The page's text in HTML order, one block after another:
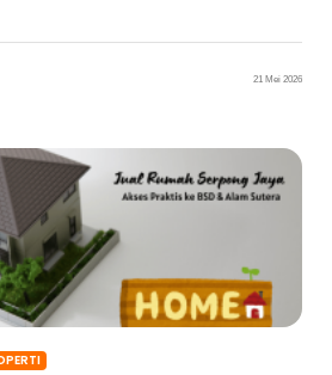
21 Mei 2026